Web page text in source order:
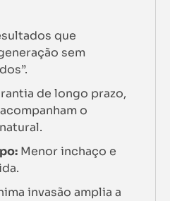
que
sem
de longo prazo,
o
Menor inchaço e
invasão amplia a